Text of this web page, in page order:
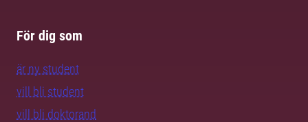
För dig som
är ny student
vill bli student
vill bli doktorand